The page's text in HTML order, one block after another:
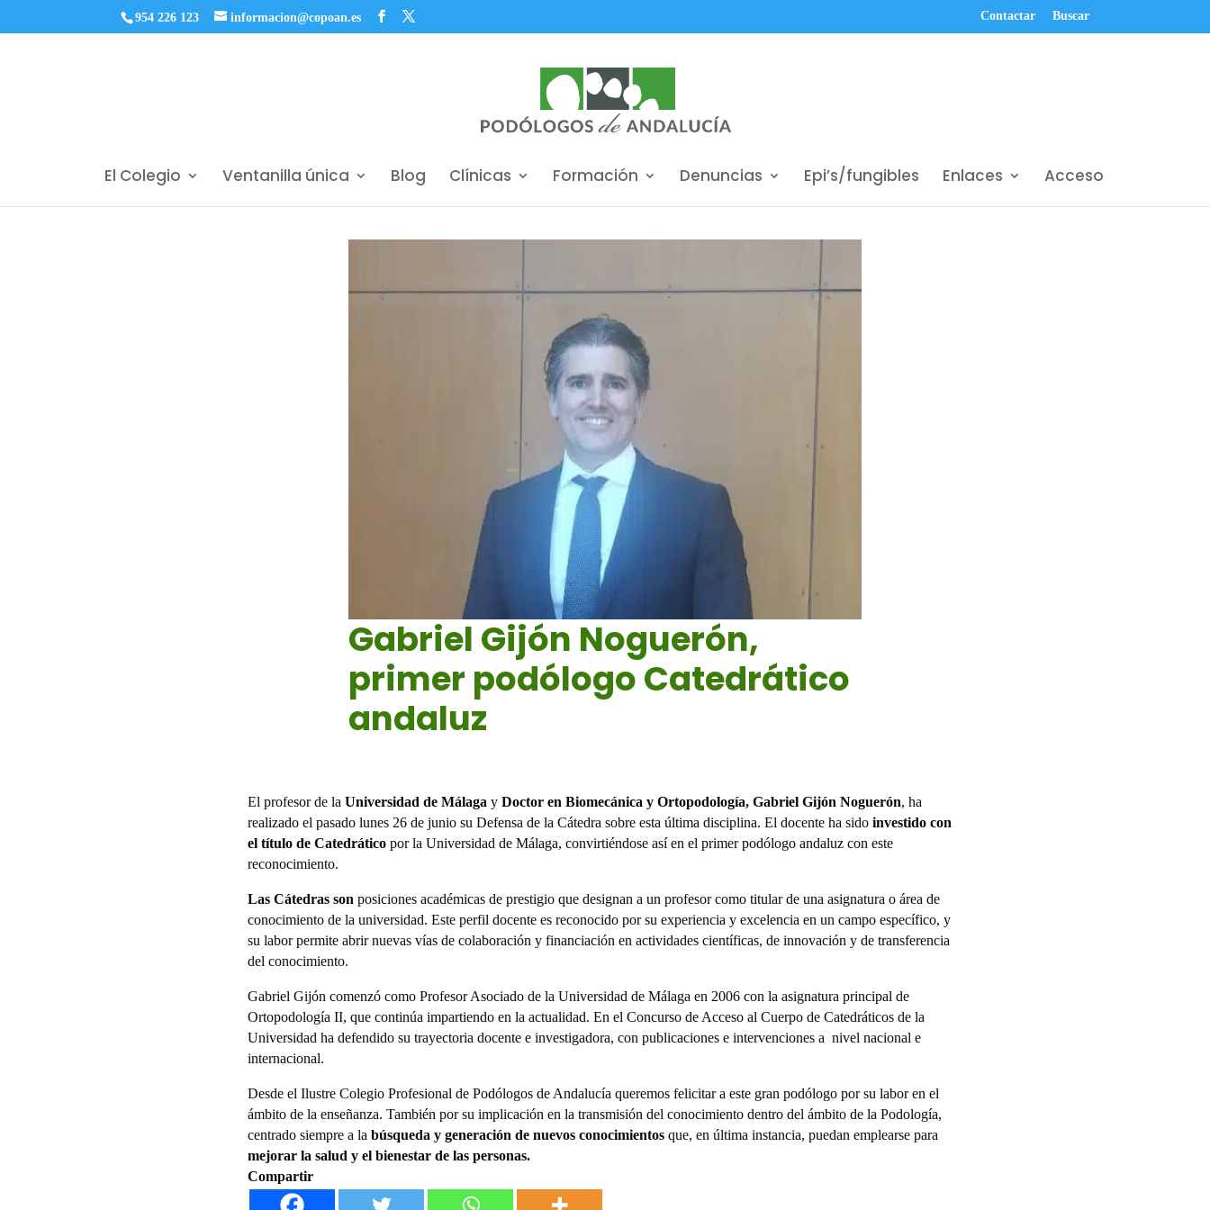
954 226 123 informacion@copoan.es Contactar Buscar
El Colegio Ventanilla única Blog Clínicas Formación Denuncias Epi’s/fungibles Enlaces Acceso
Gabriel Gijón Noguerón,
primer podólogo Catedrático
andaluz
El profesor de la Universidad de Málaga y Doctor en Biomecánica y Ortopodología, Gabriel Gijón Noguerón, ha
realizado el pasado lunes 26 de junio su Defensa de la Cátedra sobre esta última disciplina. El docente ha sido investido con
el título de Catedráticopor la Universidad de Málaga, convirtiéndose así en el primer podólogo andaluz con este
reconocimiento.
Las Cátedras son posiciones académicas de prestigio que designan a un profesor como titular de una asignatura o área de
conocimiento de la universidad. Este perfil docente es reconocido por su experiencia y excelencia en un campo específico, y
su labor permite abrir nuevas vías de colaboración y financiación en actividades científicas, de innovación y de transferencia
del conocimiento.
Gabriel Gijón comenzó como Profesor Asociado de la Universidad de Málaga en 2006 con la asignatura principal de
Ortopodología II, que continúa impartiendo en la actualidad. En el Concurso de Acceso al Cuerpo de Catedráticos de la
Universidad ha defendido su trayectoria docente e investigadora, con publicaciones e intervenciones a nivel nacional e
internacional.
Desde el Ilustre Colegio Profesional de Podólogos de Andalucía queremos felicitar a este gran podólogo por su labor en el
ámbito de la enseñanza. También por su implicación en la transmisión del conocimiento dentro del ámbito de la Podología,
centrado siempre a la búsqueda y generación de nuevos conocimientosque, en última instancia, puedan emplearse para
mejorar la salud y el bienestar de las personas.
Compartir